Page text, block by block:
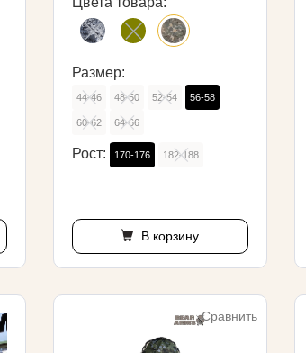
Размер:
44-46 48-50 52-54 56-58
60-62 64-66
Рост: 170-176 182-188
В корзину
Сравнить